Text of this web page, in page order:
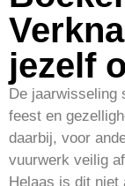
jezelf
De jaarwisseling
feest en
daarbij, voor
vuurwerk veilig
Helaas is dit niet